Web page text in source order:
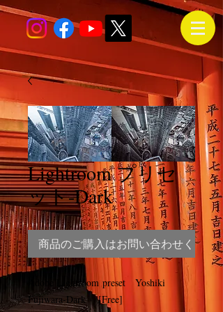
Lightroom プリセ
ット-Dark
商品のご購入はお問い合わせください
Adobe Lightroom preset Yoshiki
Fujiwara-Dark [Free]